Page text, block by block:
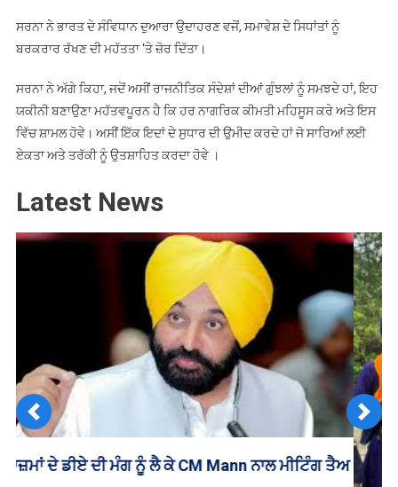
ਸਰਨਾ ਨੇ ਭਾਰਤ ਦੇ ਸੰਵਿਧਾਨ ਦੁਆਰਾ ਉਦਾਹਰਣ ਵਜੋਂ, ਸਮਾਵੇਸ਼ ਦੇ ਸਿਧਾਂਤਾਂ ਨੂੰ
ਬਰਕਰਾਰ ਰੱਖਣ ਦੀ ਮਹੱਤਤਾ ‘ਤੇ ਜ਼ੋਰ ਦਿੱਤਾ।
ਸਰਨਾ ਨੇ ਅੱਗੇ ਕਿਹਾ, ਜਦੋਂ ਅਸੀਂ ਰਾਜਨੀਤਿਕ ਸੰਦੇਸ਼ਾਂ ਦੀਆਂ ਗੁੰਝਲਾਂ ਨੂੰ ਸਮਝਦੇ ਹਾਂ, ਇਹ
ਯਕੀਨੀ ਬਣਾਉਣਾ ਮਹੱਤਵਪੂਰਨ ਹੈ ਕਿ ਹਰ ਨਾਗਰਿਕ ਕੀਮਤੀ ਮਹਿਸੂਸ ਕਰੇ ਅਤੇ ਇਸ
ਵਿੱਚ ਸ਼ਾਮਲ ਹੋਵੇ। ਅਸੀਂ ਇੱਕ ਇਦਾਂ ਦੇ ਸੁਧਾਰ ਦੀ ਉਮੀਦ ਕਰਦੇ ਹਾਂ ਜੋ ਸਾਰਿਆਂ ਲਈ
ਏਕਤਾ ਅਤੇ ਤਰੱਕੀ ਨੂੰ ਉਤਸ਼ਾਹਿਤ ਕਰਦਾ ਹੋਵੇ ।
Latest News
Previous Next